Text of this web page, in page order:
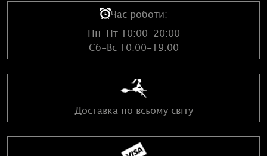
магии" в 2013 году. Книга является учебным пособием для
неофитов и профессионалов оккультного ремесла, где
даны ценные обряды и ритуалы.
Час роботи:
Пн-Пт 10:00-20:00
Сб-Вс 10:00-19:00
Доставка по всьому світу